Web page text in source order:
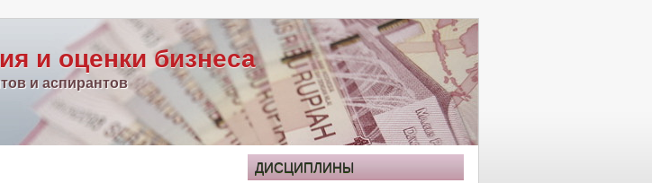
и оценки бизнеса
и аспирантов
ДИСЦИПЛИНЫ